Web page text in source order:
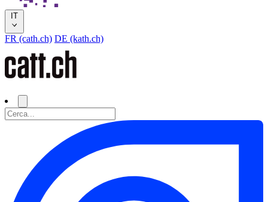
IT
FR (cath.ch) DE (kath.ch)